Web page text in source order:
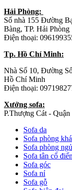
Hải Phòng:
Số nhà 155 Đường
Bàng, TP. Hải Phòng
Điện thoại:
Tp. Hồ Chí Minh:
Nhà Số 10, Đường
Hồ Chí Minh
Điện thoại:
Xưởng sofa:
P.Thượng Cát -
Sofa da
Sofa phòng
Sofa phòng ngủ
Sofa tân cổ điển
Sofa góc
Sofa nỉ
Sofa gỗ